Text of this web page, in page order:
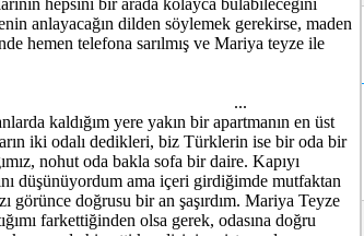
hepsini bir arada kolayca bulabileceğini
anlayacağın dilden söylemek gerekirse, maden
hemen telefona sarılmış ve Mariya teyze ile
kaldığım yere yakın bir apartmanın en üst
iki odalı dedikleri, biz Türklerin ise bir oda bir
nohut oda bakla sofa bir daire. Kapıyı
düşünüyordum ama içeri girdiğimde mutfaktan
görünce doğrusu bir an şaşırdım. Mariya Teyze
farkettiğinden olsa gerek, odasına doğru